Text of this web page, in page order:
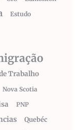
Estudo
Trabalho
Nova Scotia
PNP
Quebéc